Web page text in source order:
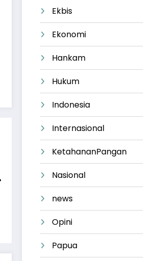
Ekbis
Ekonomi
Hankam
Hukum
Indonesia
Internasional
KetahananPangan
Nasional
news
Opini
Papua